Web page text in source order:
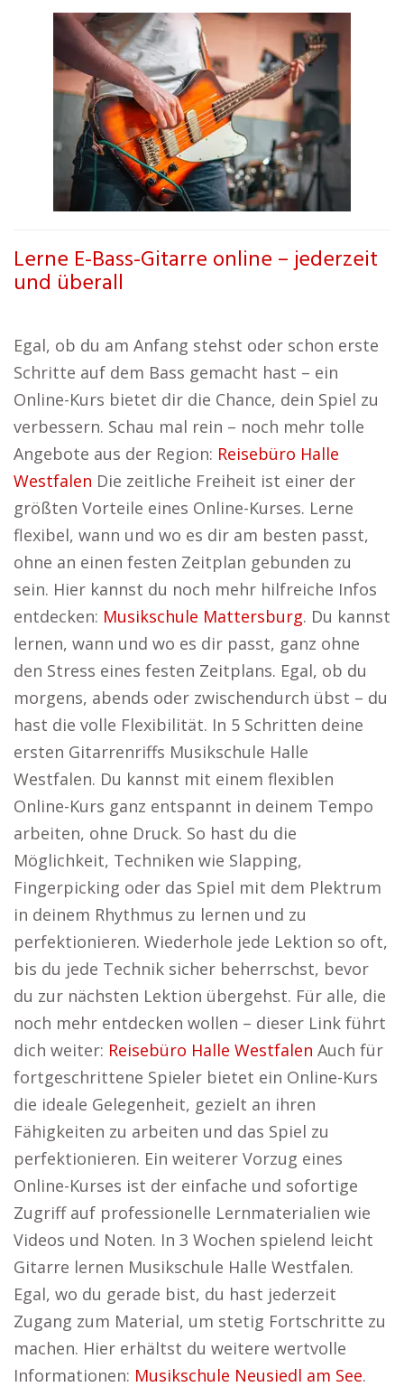
Lerne E-Bass-Gitarre online – jederzeit
und überall
Egal, ob du am Anfang stehst oder schon erste
Schritte auf dem Bass gemacht hast – ein
Online-Kurs bietet dir die Chance, dein Spiel zu
verbessern. Schau mal rein – noch mehr tolle
Angebote aus der Region: Reisebüro Halle
Westfalen Die zeitliche Freiheit ist einer der
größten Vorteile eines Online-Kurses. Lerne
flexibel, wann und wo es dir am besten passt,
ohne an einen festen Zeitplan gebunden zu
sein. Hier kannst du noch mehr hilfreiche Infos
entdecken: Musikschule Mattersburg. Du kannst
lernen, wann und wo es dir passt, ganz ohne
den Stress eines festen Zeitplans. Egal, ob du
morgens, abends oder zwischendurch übst – du
hast die volle Flexibilität. In 5 Schritten deine
ersten Gitarrenriffs Musikschule Halle
Westfalen. Du kannst mit einem flexiblen
Online-Kurs ganz entspannt in deinem Tempo
arbeiten, ohne Druck. So hast du die
Möglichkeit, Techniken wie Slapping,
Fingerpicking oder das Spiel mit dem Plektrum
in deinem Rhythmus zu lernen und zu
perfektionieren. Wiederhole jede Lektion so oft,
bis du jede Technik sicher beherrschst, bevor
du zur nächsten Lektion übergehst. Für alle, die
noch mehr entdecken wollen – dieser Link führt
dich weiter: Reisebüro Halle Westfalen Auch für
fortgeschrittene Spieler bietet ein Online-Kurs
die ideale Gelegenheit, gezielt an ihren
Fähigkeiten zu arbeiten und das Spiel zu
perfektionieren. Ein weiterer Vorzug eines
Online-Kurses ist der einfache und sofortige
Zugriff auf professionelle Lernmaterialien wie
Videos und Noten. In 3 Wochen spielend leicht
Gitarre lernen Musikschule Halle Westfalen.
Egal, wo du gerade bist, du hast jederzeit
Zugang zum Material, um stetig Fortschritte zu
machen. Hier erhältst du weitere wertvolle
Informationen: Musikschule Neusiedl am See.